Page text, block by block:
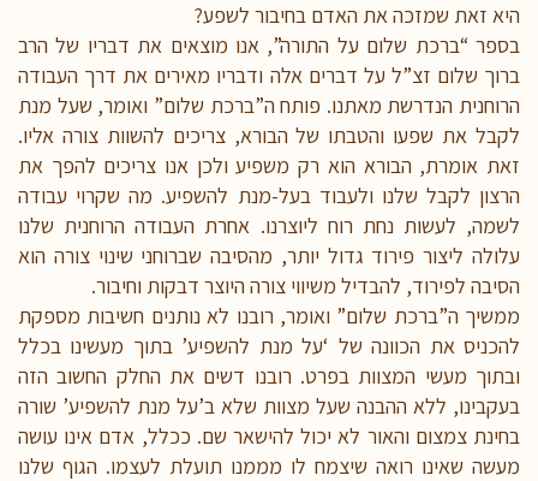
היא זאת שמזכה את האדם בחיבור לשפע?
בספר “ברכת שלום על התורה”, אנו מוצאים את דבריו של הרב
ברוך שלום זצ”ל על דברים אלה ודבריו מאירים את דרך העבודה
הרוחנית הנדרשת מאתנו. פותח ה”ברכת שלום” ואומר, שעל מנת
לקבל את שפעו והטבתו של הבורא, צריכים להשוות צורה אליו.
זאת אומרת, הבורא הוא רק משפיע ולכן אנו צריכים להפך את
הרצון לקבל שלנו ולעבוד בעל-מנת להשפיע. מה שקרוי עבודה
לשמה, לעשות נחת רוח ליוצרנו. אחרת העבודה הרוחנית שלנו
עלולה ליצור פירוד גדול יותר, מהסיבה שברוחני שינוי צורה הוא
הסיבה לפירוד, להבדיל משיווי צורה היוצר דבקות וחיבור.
ממשיך ה”ברכת שלום” ואומר, רובנו לא נותנים חשיבות מספקת
להכניס את הכוונה של ‘על מנת להשפיע’ בתוך מעשינו בכלל
ובתוך מעשי המצוות בפרט. רובנו דשים את החלק החשוב הזה
בעקבינו, ללא ההבנה שעל מצוות שלא ב’על מנת להשפיע’ שורה
בחינת צמצום והאור לא יכול להישאר שם. ככלל, אדם אינו עושה
מעשה שאינו רואה שיצמח לו מממנו תועלת לעצמו. הגוף שלנו